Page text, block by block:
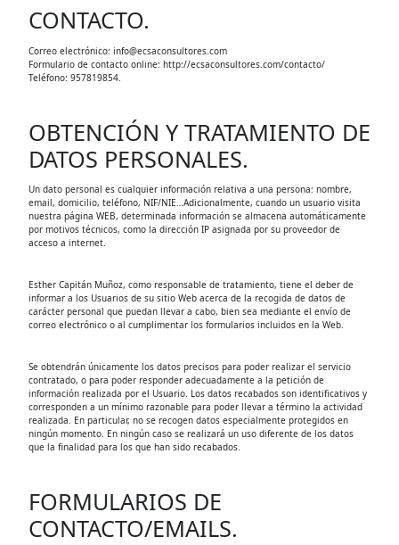
CONTACTO.
Correo electrónico: info@ecsaconsultores.com
Formulario de contacto online: http://ecsaconsultores.com/contacto/
Teléfono: 957819854.
OBTENCIÓN Y TRATAMIENTO DE
DATOS PERSONALES.
Un dato personal es cualquier información relativa a una persona: nombre,
email, domicilio, teléfono, NIF/NIE…Adicionalmente, cuando un usuario visita
nuestra página WEB, determinada información se almacena automáticamente
por motivos técnicos, como la dirección IP asignada por su proveedor de
acceso a internet.
Esther Capitán Muñoz, como responsable de tratamiento, tiene el deber de
informar a los Usuarios de su sitio Web acerca de la recogida de datos de
carácter personal que puedan llevar a cabo, bien sea mediante el envío de
correo electrónico o al cumplimentar los formularios incluidos en la Web.
Se obtendrán únicamente los datos precisos para poder realizar el servicio
contratado, o para poder responder adecuadamente a la petición de
información realizada por el Usuario. Los datos recabados son identificativos y
corresponden a un mínimo razonable para poder llevar a término la actividad
realizada. En particular, no se recogen datos especialmente protegidos en
ningún momento. En ningún caso se realizará un uso diferente de los datos
que la finalidad para los que han sido recabados.
FORMULARIOS DE
CONTACTO/EMAILS.